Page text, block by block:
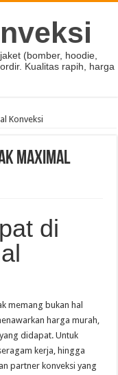
(bomber, hoodie,
Kualitas rapih, harga
Konveksi
Maximal
di
memang bukan hal
harga murah,
didapat. Untuk
kerja, hingga
partner konveksi yang